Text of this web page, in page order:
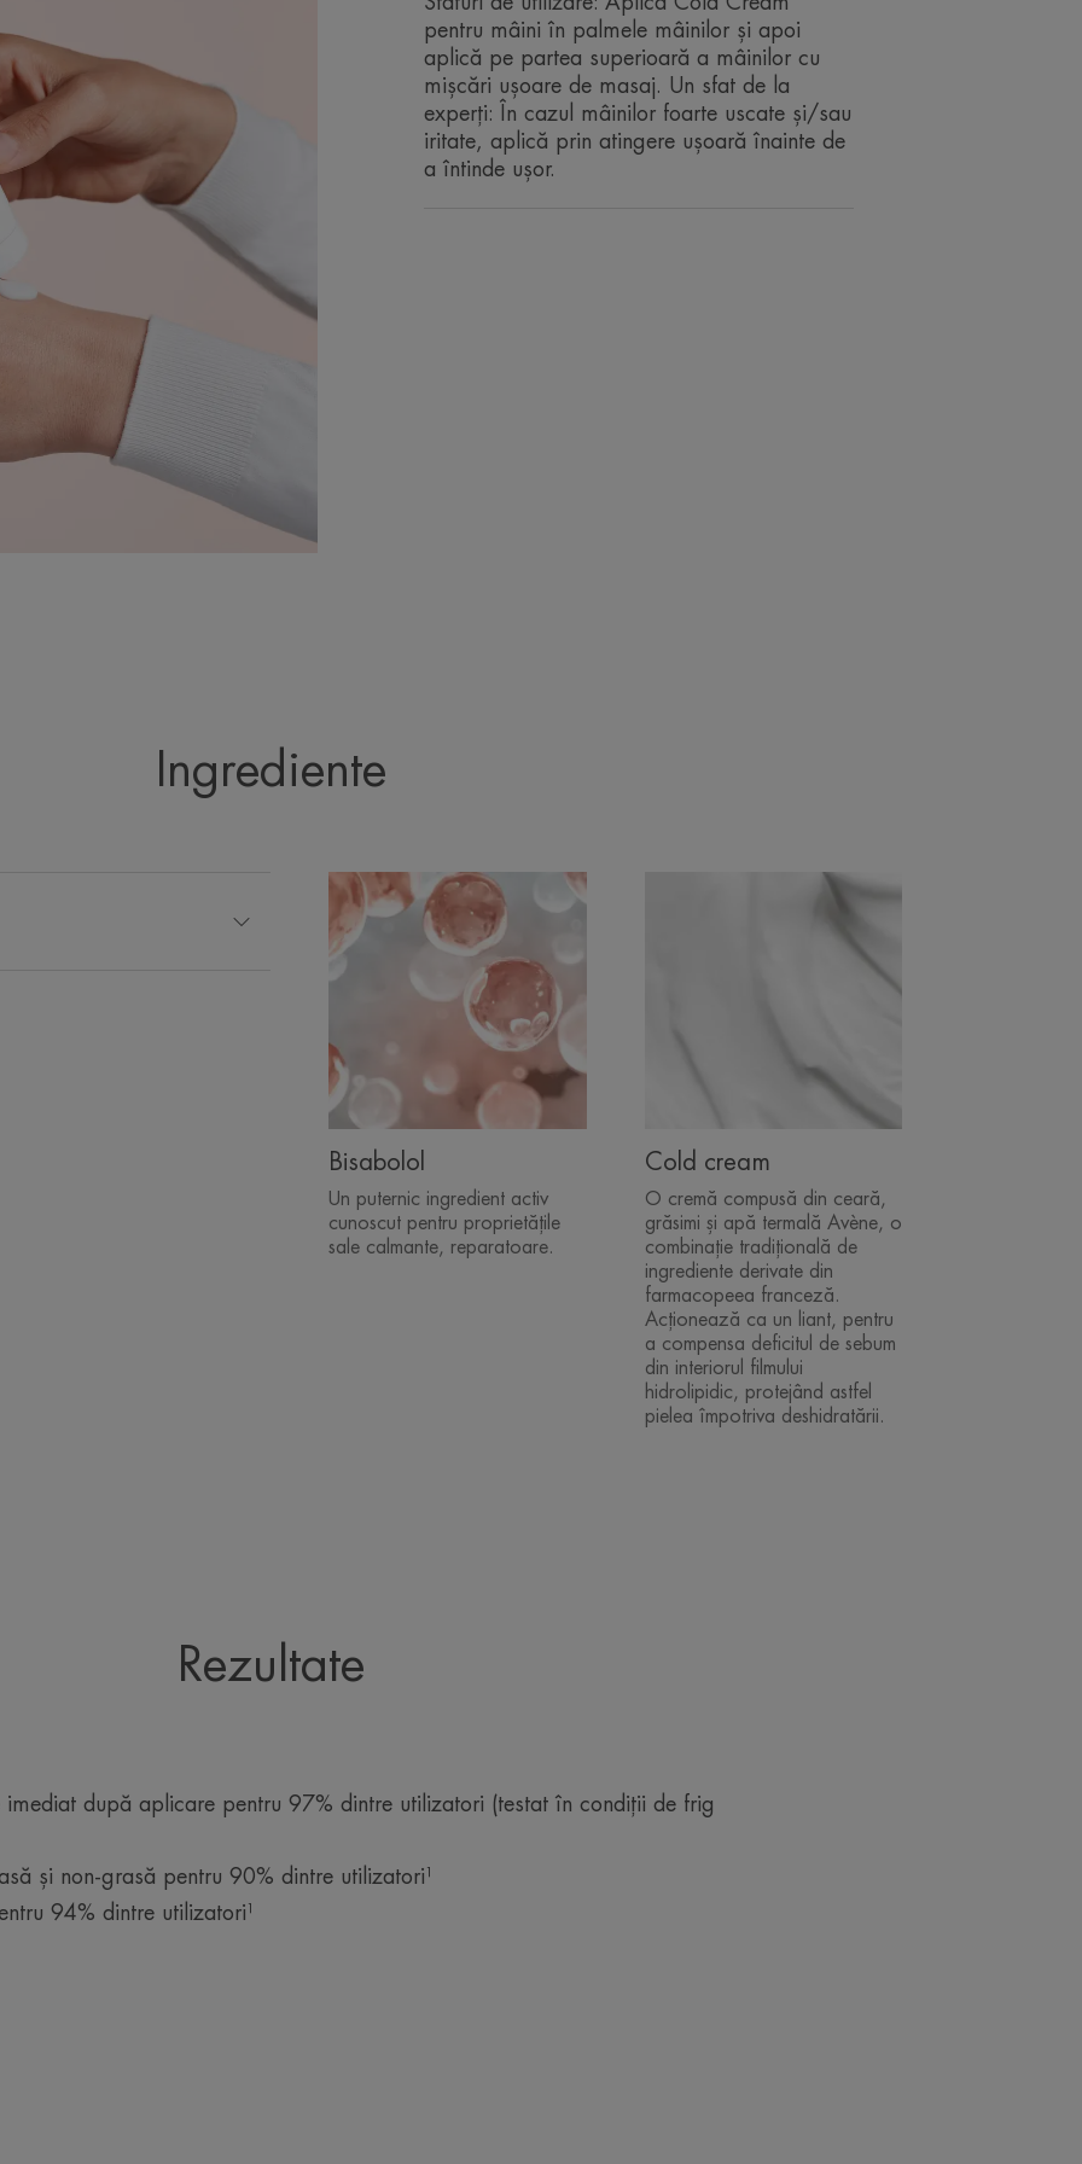
pentru mâini în palmele mâinilor și apoi
aplică pe partea superioară a mâinilor cu
mișcări ușoare de masaj. Un sfat de la
experți: În cazul mâinilor foarte uscate și/sau
iritate, aplică prin atingere ușoară înainte de
a întinde ușor.
Ingrediente
Bisabolol
Un puternic ingredient activ
cunoscut pentru proprietățile
sale calmante, reparatoare.
Cold cream
O cremă compusă din ceară,
grăsimi și apă termală Avène, o
combinație tradițională de
ingrediente derivate din
farmacopeea franceză.
Acționează ca un liant, pentru
a compensa deficitul de sebum
din interiorul filmului
hidrolipidic, protejând astfel
pielea împotriva deshidratării.
Rezultate
după aplicare pentru 97% dintre utilizatori (testat în condiții de frig
și non-grasă pentru 90% dintre utilizatori¹
94% dintre utilizatori¹